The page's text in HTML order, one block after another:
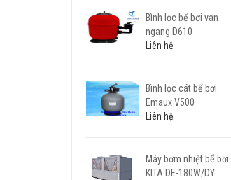
Bình lọc bể bơi van
ngang D610
Liên hệ
Bình lọc cát bể bơi
Emaux V500
Liên hệ
Máy bơm nhiệt bể bơi
KITA DE-180W/DY